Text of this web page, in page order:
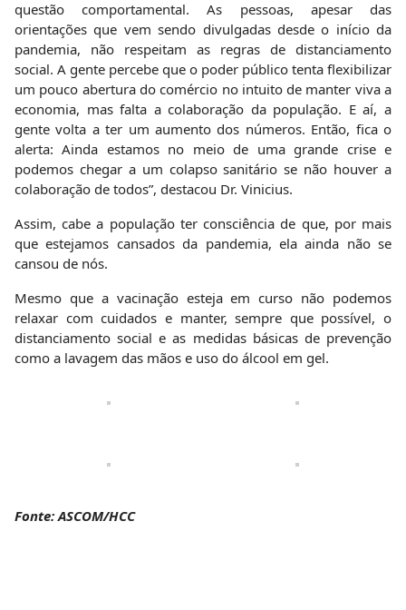
questão comportamental. As pessoas, apesar das
orientações que vem sendo divulgadas desde o início da
pandemia, não respeitam as regras de distanciamento
social. A gente percebe que o poder público tenta flexibilizar
um pouco abertura do comércio no intuito de manter viva a
economia, mas falta a colaboração da população. E aí, a
gente volta a ter um aumento dos números. Então, fica o
alerta: Ainda estamos no meio de uma grande crise e
podemos chegar a um colapso sanitário se não houver a
colaboração de todos”, destacou Dr. Vinicius.
Assim, cabe a população ter consciência de que, por mais
que estejamos cansados da pandemia, ela ainda não se
cansou de nós.
Mesmo que a vacinação esteja em curso não podemos
relaxar com cuidados e manter, sempre que possível, o
distanciamento social e as medidas básicas de prevenção
como a lavagem das mãos e uso do álcool em gel.
Fonte: ASCOM/HCC